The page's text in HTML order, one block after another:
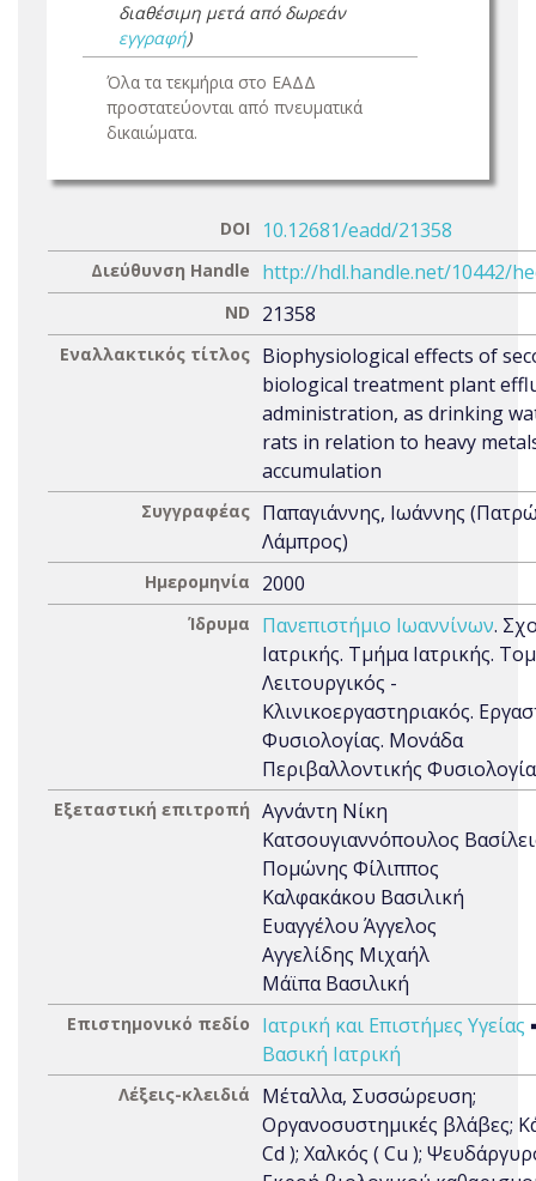
διαθέσιμη μετά από δωρεάν
εγγραφή)
Όλα τα τεκμήρια στο ΕΑΔΔ
προστατεύονται από πνευματικά
δικαιώματα.
DOI 10.12681/eadd/21358
Διεύθυνση Handle http://hdl.handle.net/10442/
ND 21358
Εναλλακτικός τίτλος Biophysiological effects of
biological treatment plant
administration, as drinking
rats in relation to heavy
accumulation
Συγγραφέας Παπαγιάννης, Ιωάννης
Λάμπρος)
Ημερομηνία 2000
Ίδρυμα Πανεπιστήμιο Ιωαννίνων.
Ιατρικής. Τμήμα Ιατρικής.
Λειτουργικός -
Κλινικοεργαστηριακός.
Φυσιολογίας. Μονάδα
Περιβαλλοντικής
Εξεταστική επιτροπή Αγνάντη Νίκη
Κατσουγιαννόπουλος
Πομώνης Φίλιππος
Καλφακάκου Βασιλική
Ευαγγέλου Άγγελος
Αγγελίδης Μιχαήλ
Μάϊπα Βασιλική
Επιστημονικό πεδίο Ιατρική και Επιστήμες Υγείας
Βασική Ιατρική
Λέξεις-κλειδιά
Μέταλλα, Συσσώρευση;
Οργανοσυστημικές βλάβες;
Cd ); Χαλκός ( Cu );